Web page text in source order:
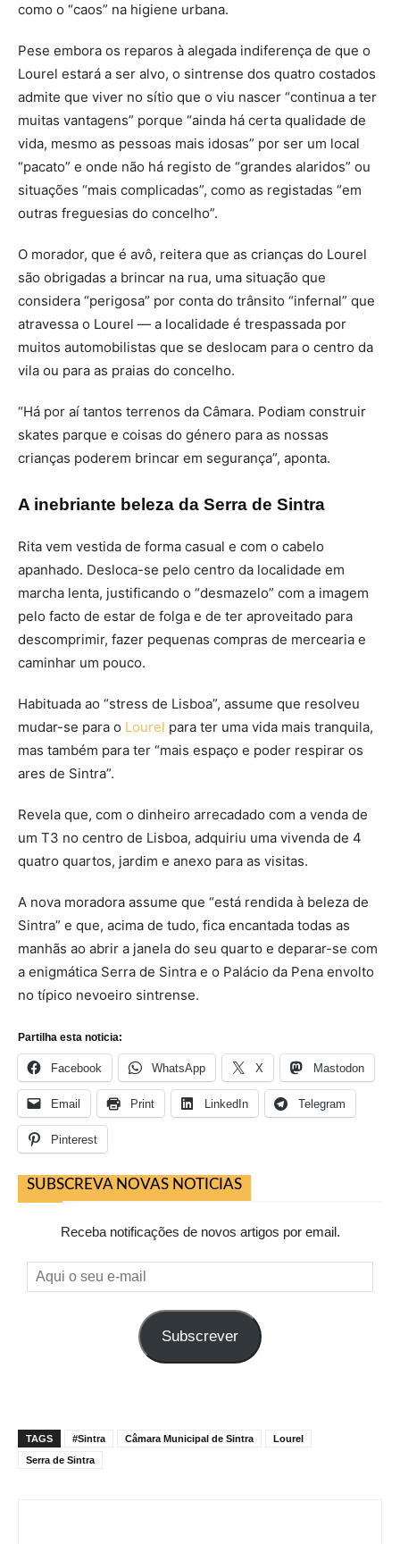
como o “caos” na higiene urbana.
Pese embora os reparos à alegada indiferença de que o
Lourel estará a ser alvo, o sintrense dos quatro costados
admite que viver no sítio que o viu nascer “continua a ter
muitas vantagens” porque “ainda há certa qualidade de
vida, mesmo as pessoas mais idosas” por ser um local
“pacato” e onde não há registo de “grandes alaridos” ou
situações “mais complicadas”, como as registadas “em
outras freguesias do concelho”.
O morador, que é avô, reitera que as crianças do Lourel
são obrigadas a brincar na rua, uma situação que
considera “perigosa” por conta do trânsito “infernal” que
atravessa o Lourel — a localidade é trespassada por
muitos automobilistas que se deslocam para o centro da
vila ou para as praias do concelho.
“Há por aí tantos terrenos da Câmara. Podiam construir
skates parque e coisas do género para as nossas
crianças poderem brincar em segurança”, aponta.
A inebriante beleza da Serra de Sintra
Rita vem vestida de forma casual e com o cabelo
apanhado. Desloca-se pelo centro da localidade em
marcha lenta, justificando o “desmazelo” com a imagem
pelo facto de estar de folga e de ter aproveitado para
descomprimir, fazer pequenas compras de mercearia e
caminhar um pouco.
Habituada ao “stress de Lisboa”, assume que resolveu
mudar-se para o Lourel para ter uma vida mais tranquila,
mas também para ter “mais espaço e poder respirar os
ares de Sintra”.
Revela que, com o dinheiro arrecadado com a venda de
um T3 no centro de Lisboa, adquiriu uma vivenda de 4
quatro quartos, jardim e anexo para as visitas.
A nova moradora assume que “está rendida à beleza de
Sintra” e que, acima de tudo, fica encantada todas as
manhãs ao abrir a janela do seu quarto e deparar-se com
a enigmática Serra de Sintra e o Palácio da Pena envolto
no típico nevoeiro sintrense.
Partilha esta noticia:
Facebook WhatsApp X Mastodon
Email Print LinkedIn Telegram
Pinterest
SUBSCREVA NOVAS NOTICIAS
Receba notificações de novos artigos por email.
Aqui
o
Subscrever
TAGS #Sintra Câmara Municipal de Sintra
Lourel
Serra de Sintra